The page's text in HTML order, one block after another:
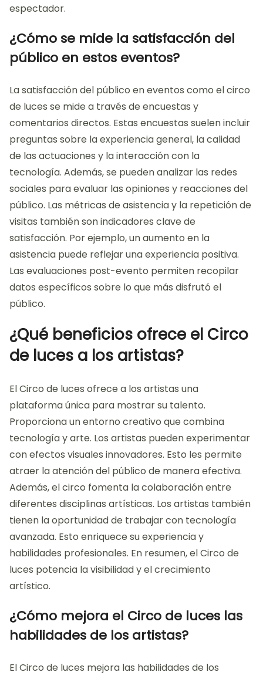
Muchos espectadores también sienten alegría y
con elementos inmersivos provoca sorpresa y
deleite. Estas respuestas son evidentes en las
Estudios han demostrado que las experiencias
visuales impactantes aumentan la satisfacción del
espectador.
¿Cómo se mide la satisfacción del
público en estos eventos?
La satisfacción del público en eventos como el circo
de luces se mide a través de encuestas y
comentarios directos. Estas encuestas suelen incluir
preguntas sobre la experiencia general, la calidad
de las actuaciones y la interacción con la
tecnología. Además, se pueden analizar las redes
sociales para evaluar las opiniones y reacciones del
visitas también son indicadores clave de
satisfacción. Por ejemplo, un aumento en la
Las evaluaciones post-evento permiten recopilar
datos específicos sobre lo que más disfrutó el
público.
¿Qué beneficios ofrece el Circo
de luces a los artistas?
El Circo de luces ofrece a los artistas una
plataforma única para mostrar su talento.
Proporciona un entorno creativo que combina
tecnología y arte. Los artistas pueden experimentar
con efectos visuales innovadores. Esto les permite
atraer la atención del público de manera efectiva.
diferentes disciplinas artísticas. Los artistas también
tienen la oportunidad de trabajar con tecnología
habilidades profesionales. En resumen, el Circo de